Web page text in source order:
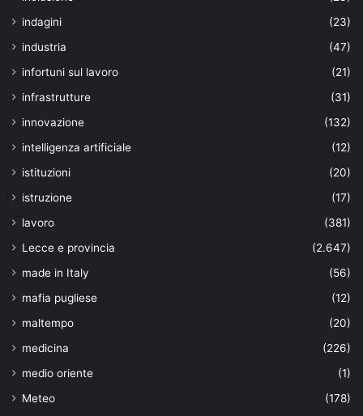
indagini
(23)
industria
(47)
infortuni sul lavoro
(21)
infrastrutture
(31)
innovazione
(132)
intelligenza artificiale
(12)
istituzioni
(20)
istruzione
(17)
lavoro
(381)
Lecce e provincia
(2.647)
made in Italy
(56)
mafia pugliese
(12)
maltempo
(20)
medicina
(226)
medio oriente
(1)
Meteo
(178)